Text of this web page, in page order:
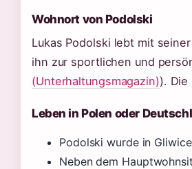
Wohnort von Podolski
Lukas Podolski lebt mit
ihn zur sportlichen und
(Unterhaltungsmagazin)). Die
Leben in Polen oder
Podolski wurde in
Neben dem